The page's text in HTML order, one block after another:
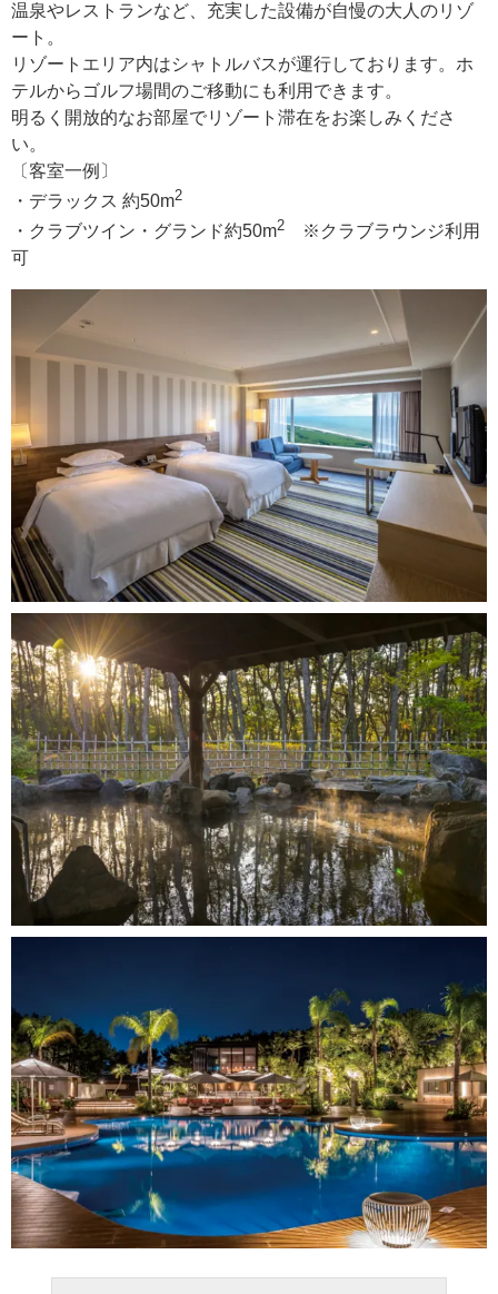
温泉やレストランなど、充実した設備が自慢の大人のリゾ
ート。
リゾートエリア内はシャトルバスが運行しております。ホ
テルからゴルフ場間のご移動にも利用できます。
明るく開放的なお部屋でリゾート滞在をお楽しみくださ
い。
〔客室一例〕
・デラックス 約50m2
・クラブツイン・グランド約50m2 ※クラブラウンジ利用
可